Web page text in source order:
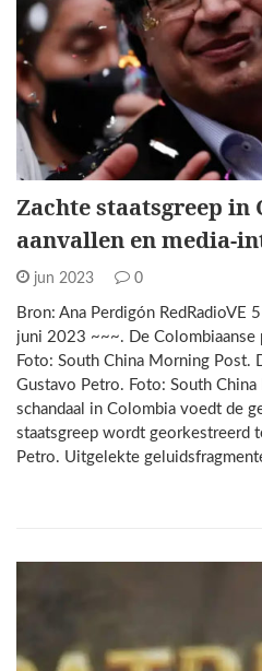
Zachte staatsgreep in
aanvallen en media-
jun 2023 0
Bron: Ana Perdigón
juni 2023 ~~~. De Colombiaanse
Foto: South China Morning Post.
Gustavo Petro. Foto: South
schandaal in Colombia voedt de
staatsgreep wordt georkestreerd
Petro. Uitgelekte